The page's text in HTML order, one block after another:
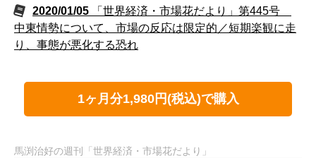
2020/01/05
「世界経済・市場花だより」第445号
中東情勢について、市場の反応は限定的／短期楽観に走
り、事態が悪化する恐れ
1ヶ月分1,980円(税込)で購入
馬渕治好の週刊「世界経済・市場花だより」